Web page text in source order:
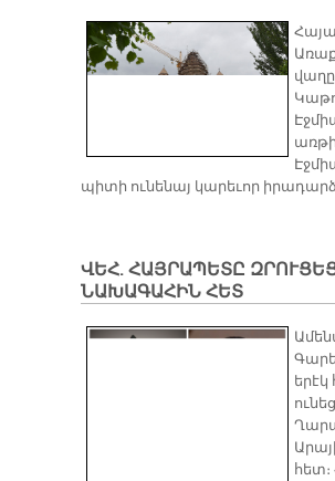
պիտի ունենայ կարեւոր
ՎԵՀ. ՀԱՅՐԱՊԵՏԸ
ՆԱԽԱԳԱՀԻՆ ՀԵՏ
հետ։